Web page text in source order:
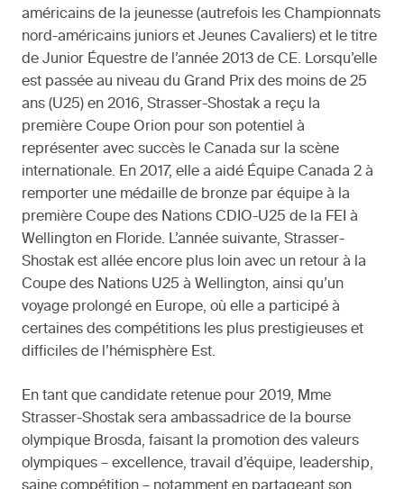
américains de la jeunesse (autrefois les Championnats
nord-américains juniors et Jeunes Cavaliers) et le titre
de Junior Équestre de l’année 2013 de CE. Lorsqu’elle
est passée au niveau du Grand Prix des moins de 25
ans (U25) en 2016, Strasser-Shostak a reçu la
première Coupe Orion pour son potentiel à
représenter avec succès le Canada sur la scène
internationale. En 2017, elle a aidé Équipe Canada 2 à
remporter une médaille de bronze par équipe à la
première Coupe des Nations CDIO-U25 de la FEI à
Wellington en Floride. L’année suivante, Strasser-
Shostak est allée encore plus loin avec un retour à la
Coupe des Nations U25 à Wellington, ainsi qu’un
voyage prolongé en Europe, où elle a participé à
certaines des compétitions les plus prestigieuses et
difficiles de l’hémisphère Est.
En tant que candidate retenue pour 2019, Mme
Strasser-Shostak sera ambassadrice de la bourse
olympique Brosda, faisant la promotion des valeurs
olympiques – excellence, travail d’équipe, leadership,